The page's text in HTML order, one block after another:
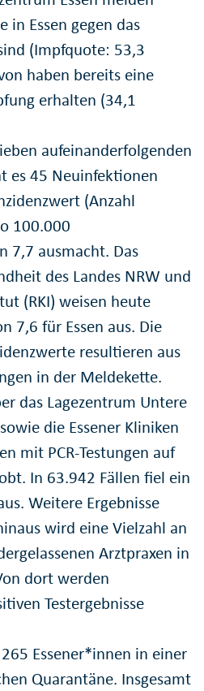
in Essen gegen das
(Impfquote: 53,3
haben bereits eine
erhalten (34,1
aufeinanderfolgenden
es 45 Neuinfektionen
(Anzahl
100.000
7,7 ausmacht. Das
des Landes NRW und
(RKI) weisen heute
7,6 für Essen aus. Die
resultieren aus
in der Meldekette.
das Lagezentrum Untere
die Essener Kliniken
mit PCR-Testungen auf
In 63.942 Fällen fiel ein
Weitere Ergebnisse
wird eine Vielzahl an
Arztpraxen in
dort werden
Testergebnisse
Essener*innen in einer
Quarantäne. Insgesamt